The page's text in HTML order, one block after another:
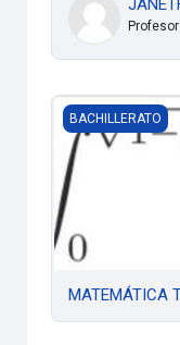
Profesor
MATEMÁTICA
BACHILLERATO
MATEMÁTICA